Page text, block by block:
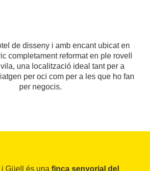
de disseny i amb encant ubicat en
completament reformat en ple rovell
una localització ideal tant per a
per oci com per a les que ho fan
per negocis.
i Güell és una finca senyorial del